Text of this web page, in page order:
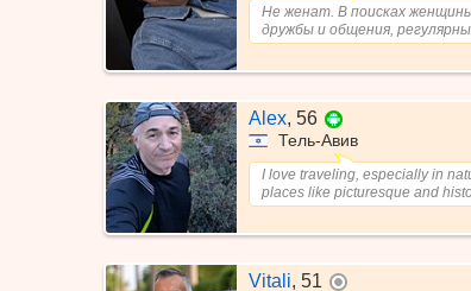
Не женат. В поисках
дружбы и общения,
Alex, 56
Тель-Авив
I love traveling, especially in
places like picturesque and
Vitali, 51